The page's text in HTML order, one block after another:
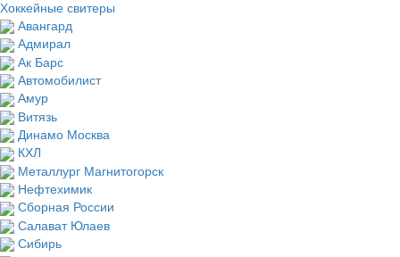
Хоккейные свитеры
Авангард
Адмирал
Ак Барс
Автомобилист
Амур
Витязь
Динамо Москва
КХЛ
Металлург Магнитогорск
Нефтехимик
Сборная России
Салават Юлаев
Сибирь